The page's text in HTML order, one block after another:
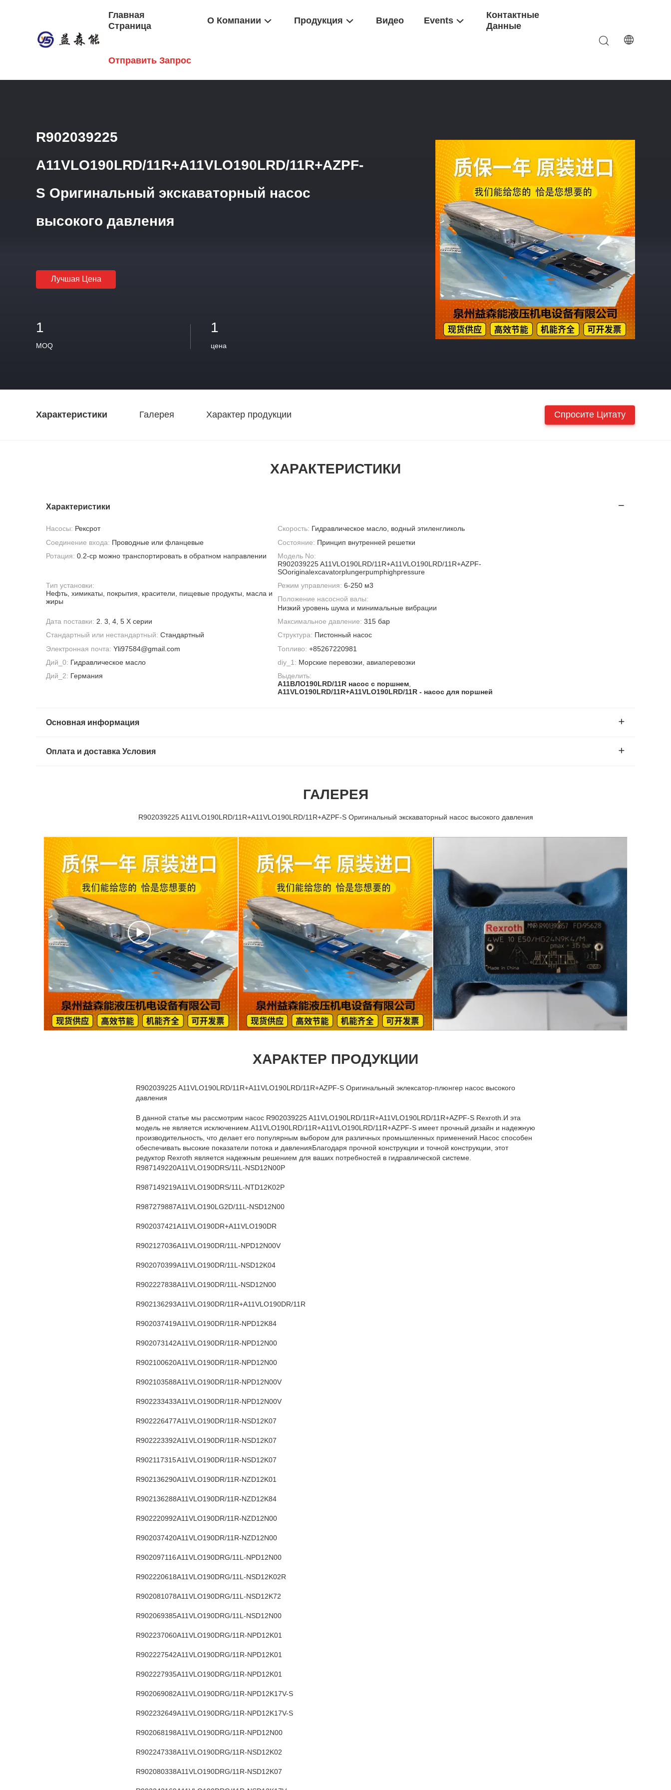
Главная
Страница
О Компании Продукция Видео Events
Контактные
Данные
Отправить Запрос
R902039225
A11VLO190LRD/11R+A11VLO190LRD/11R+AZPF-
S Оригинальный экскаваторный насос
высокого давления
Лучшая Цена
1
MOQ
1
цена
Характеристики Галерея Характер продукции Спросите Цитату
ХАРАКТЕРИСТИКИ
Характеристики
Насосы: Рексрот Скорость: Гидравлическое масло, водный этиленгликоль
Соединение входа: Проводные или фланцевые Состояние: Принцип внутренней решетки
Ротация: 0.2-cp можно транспортировать в обратном направлении
Модель No:
R902039225 A11VLO190LRD/11R+A11VLO190LRD/11R+AZPF-
SOoriginalexcavatorplungerpumphighpressure
Тип установки:
Нефть, химикаты, покрытия, красители, пищевые продукты, масла и
жиры
Режим управления: 6-250 м3
Положение насосной валы:
Низкий уровень шума и минимальные вибрации
Дата поставки: 2. 3, 4, 5 X серии Максимальное давление: 315 бар
Стандартный или нестандартный: Стандартный Структура: Пистонный насос
Электронная почта: Yli97584@gmail.com Топливо: +85267220981
Дий_0: Гидравлическое масло diy_1: Морские перевозки, авиаперевозки
Дий_2: Германия
Выделить:
А11ВЛО190LRD/11R насос с поршнем,
А11VLO190LRD/11R+A11VLO190LRD/11R - насос для поршней
Основная информация
Оплата и доставка Условия
ГАЛЕРЕЯ
R902039225 A11VLO190LRD/11R+A11VLO190LRD/11R+AZPF-S Оригинальный экскаваторный насос высокого давления
ХАРАКТЕР ПРОДУКЦИИ
R902039225 A11VLO190LRD/11R+A11VLO190LRD/11R+AZPF-S Оригинальный эклексатор-плюнгер насос высокого
давления
В данной статье мы рассмотрим насос R902039225 A11VLO190LRD/11R+A11VLO190LRD/11R+AZPF-S Rexroth.И эта
модель не является исключением.A11VLO190LRD/11R+A11VLO190LRD/11R+AZPF-S имеет прочный дизайн и надежную
производительность, что делает его популярным выбором для различных промышленных применений.Насос способен
обеспечивать высокие показатели потока и давленияБлагодаря прочной конструкции и точной конструкции, этот
редуктор Rexroth является надежным решением для ваших потребностей в гидравлической системе.
R987149220A11VLO190DRS/11L-NSD12N00P
R987149219A11VLO190DRS/11L-NTD12K02P
R987279887A11VLO190LG2D/11L-NSD12N00
R902037421A11VLO190DR+A11VLO190DR
R902127036A11VLO190DR/11L-NPD12N00V
R902070399A11VLO190DR/11L-NSD12K04
R902227838A11VLO190DR/11L-NSD12N00
R902136293A11VLO190DR/11R+A11VLO190DR/11R
R902037419A11VLO190DR/11R-NPD12K84
R902073142A11VLO190DR/11R-NPD12N00
R902100620A11VLO190DR/11R-NPD12N00
R902103588A11VLO190DR/11R-NPD12N00V
R902233433A11VLO190DR/11R-NPD12N00V
R902226477A11VLO190DR/11R-NSD12K07
R902223392A11VLO190DR/11R-NSD12K07
R902117315A11VLO190DR/11R-NSD12K07
R902136290A11VLO190DR/11R-NZD12K01
R902136288A11VLO190DR/11R-NZD12K84
R902220992A11VLO190DR/11R-NZD12N00
R902037420A11VLO190DR/11R-NZD12N00
R902097116A11VLO190DRG/11L-NPD12N00
R902220618A11VLO190DRG/11L-NSD12K02R
R902081078A11VLO190DRG/11L-NSD12K72
R902069385A11VLO190DRG/11L-NSD12N00
R902237060A11VLO190DRG/11R-NPD12K01
R902227542A11VLO190DRG/11R-NPD12K01
R902227935A11VLO190DRG/11R-NPD12K01
R902069082A11VLO190DRG/11R-NPD12K17V-S
R902232649A11VLO190DRG/11R-NPD12K17V-S
R902068198A11VLO190DRG/11R-NPD12N00
R902247338A11VLO190DRG/11R-NSD12K02
R902080338A11VLO190DRG/11R-NSD12K07